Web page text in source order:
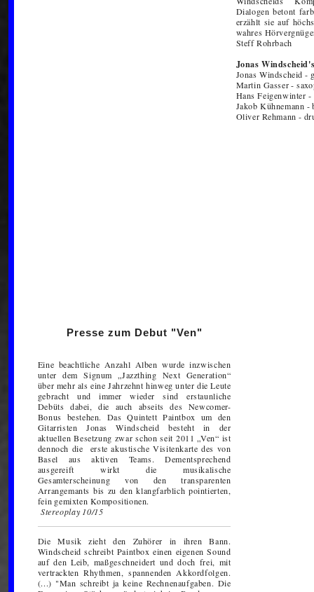
Dialogen betont
erzählt sie auf
wahres
Steff Rohrbach
Jonas
Jonas Windscheid -
Martin Gasser -
Hans Feigenwinter -
Jakob Kühnemann -
Oliver Rehmann -
Presse zum Debut "Ven"
Eine beachtliche Anzahl Alben wurde inzwischen
unter dem Signum „Jazzthing Next Generation“
über mehr als eine Jahrzehnt hinweg unter die Leute
gebracht und immer wieder sind erstaunliche
Debüts dabei, die auch abseits des Newcomer-
Bonus bestehen. Das Quintett Paintbox um den
Gitarristen Jonas Windscheid besteht in der
aktuellen Besetzung zwar schon seit 2011 „Ven“ ist
dennoch die erste akustische Visitenkarte des von
Basel aus aktiven Teams. Dementsprechend
ausgereift wirkt die musikalische
Gesamterscheinung von den transparenten
Arrangemants bis zu den klangfarblich pointierten,
fein gemixten Kompositionen.
Stereoplay 10/15
Die Musik zieht den Zuhörer in ihren Bann.
Windscheid schreibt Paintbox einen eigenen Sound
auf den Leib, maßgeschneidert und doch frei, mit
vertrackten Rhythmen, spannenden Akkordfolgen.
(...) "Man schreibt ja keine Rechnenaufgaben. Die